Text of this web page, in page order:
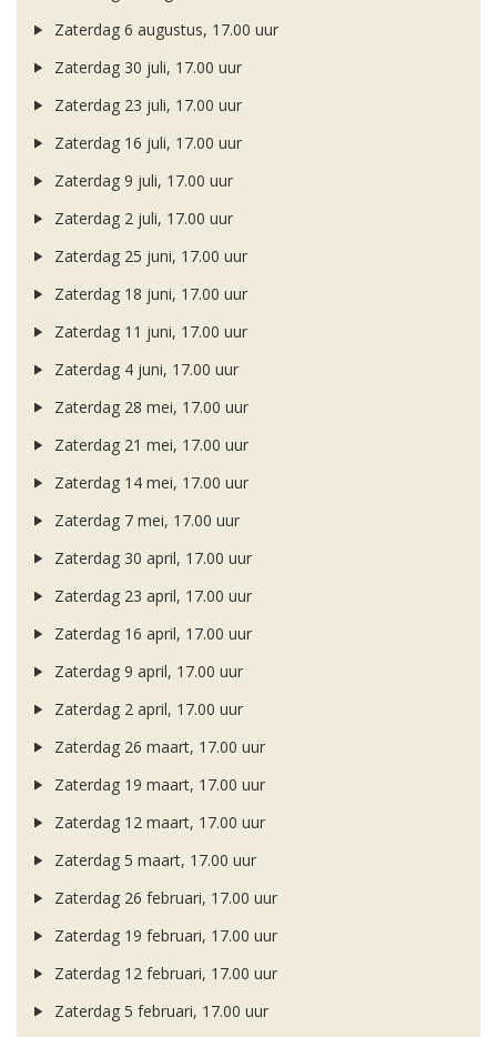
Zaterdag 6 augustus, 17.00 uur
Zaterdag 30 juli, 17.00 uur
Zaterdag 23 juli, 17.00 uur
Zaterdag 16 juli, 17.00 uur
Zaterdag 9 juli, 17.00 uur
Zaterdag 2 juli, 17.00 uur
Zaterdag 25 juni, 17.00 uur
Zaterdag 18 juni, 17.00 uur
Zaterdag 11 juni, 17.00 uur
Zaterdag 4 juni, 17.00 uur
Zaterdag 28 mei, 17.00 uur
Zaterdag 21 mei, 17.00 uur
Zaterdag 14 mei, 17.00 uur
Zaterdag 7 mei, 17.00 uur
Zaterdag 30 april, 17.00 uur
Zaterdag 23 april, 17.00 uur
Zaterdag 16 april, 17.00 uur
Zaterdag 9 april, 17.00 uur
Zaterdag 2 april, 17.00 uur
Zaterdag 26 maart, 17.00 uur
Zaterdag 19 maart, 17.00 uur
Zaterdag 12 maart, 17.00 uur
Zaterdag 5 maart, 17.00 uur
Zaterdag 26 februari, 17.00 uur
Zaterdag 19 februari, 17.00 uur
Zaterdag 12 februari, 17.00 uur
Zaterdag 5 februari, 17.00 uur